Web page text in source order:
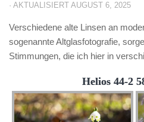
· AKTUALISIERT AUGUST 6, 2025
Verschiedene alte Linsen an
sogenannte Altglasfotografie,
Stimmungen, die ich hier in
Helios 44-2